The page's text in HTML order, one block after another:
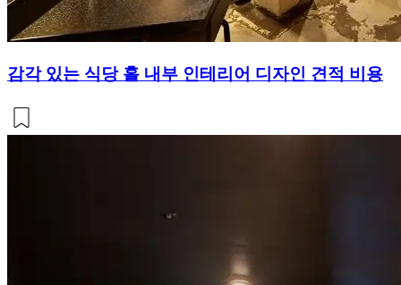
감각 있는 식당 홀 내부 인테리어 디자인 견적 비용